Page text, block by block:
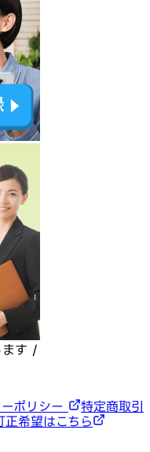
ます /
ポリシー
特定商取引
正希望はこちら